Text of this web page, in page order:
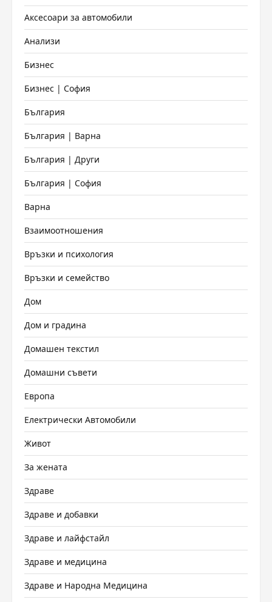
Аксесоари за автомобили
Анализи
Бизнес
Бизнес | София
България
България | Варна
България | Други
България | София
Варна
Взаимоотношения
Връзки и психология
Връзки и семейство
Дом
Дом и градина
Домашен текстил
Домашни съвети
Европа
Електрически Автомобили
Живот
За жената
Здраве
Здраве и добавки
Здраве и лайфстайл
Здраве и медицина
Здраве и Народна Медицина